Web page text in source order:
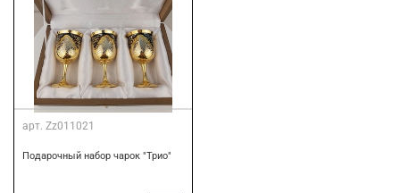
арт. Zz011021
Подарочный набор чарок "Трио"